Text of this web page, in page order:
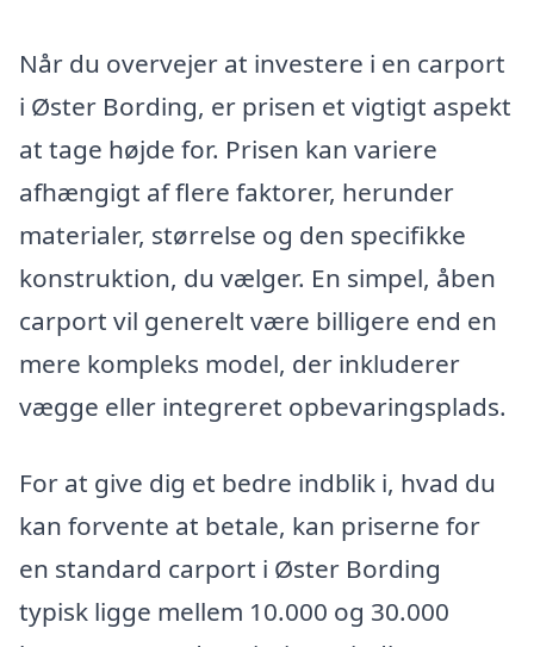
Når du overvejer at investere i en carport
i Øster Bording, er prisen et vigtigt aspekt
at tage højde for. Prisen kan variere
afhængigt af flere faktorer, herunder
materialer, størrelse og den specifikke
konstruktion, du vælger. En simpel, åben
carport vil generelt være billigere end en
mere kompleks model, der inkluderer
vægge eller integreret opbevaringsplads.
For at give dig et bedre indblik i, hvad du
kan forvente at betale, kan priserne for
en standard carport i Øster Bording
typisk ligge mellem 10.000 og 30.000